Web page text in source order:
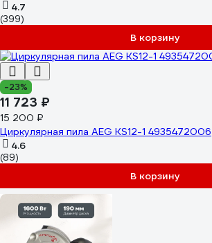
4.7
(399)
В корзину
-23%
11 723 ₽
15 200 ₽
Циркулярная пила AEG KS12-1 4935472006
4.6
(89)
В корзину